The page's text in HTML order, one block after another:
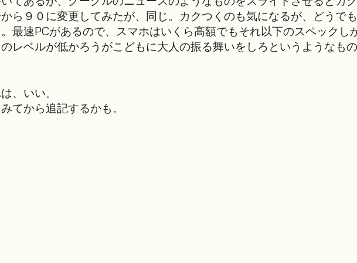
ら９０に変更してみたが、同じ。カクつくのも気になるが、どうでも
最速PCがあるので、スマホはいくら高額でもそれ以下のスペックし
レベルが低かろうがこどもに大人の振る舞いをしろというようなもの
、いい。
てから追記するかも。